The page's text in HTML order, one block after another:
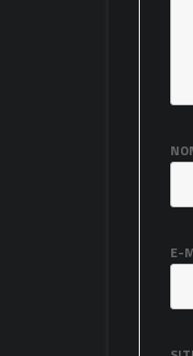
E-